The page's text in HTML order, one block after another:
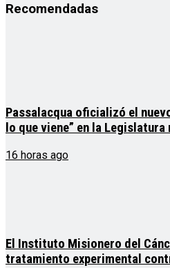
Recomendadas
Passalacqua oficializó el
lo que viene” en la
16 horas ago
El Instituto Misionero del
tratamiento experimental